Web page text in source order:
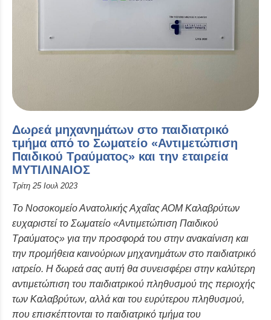
Δωρεά μηχανημάτων στο παιδιατρικό
τμήμα από το Σωματείο «Αντιμετώπιση
Παιδικού Τραύματος» και την εταιρεία
ΜΥΤΙΛΙΝΑΙΟΣ
Τρίτη 25 Ιουλ 2023
Το Νοσοκομείο Ανατολικής Αχαΐας ΑΟΜ Καλαβρύτων
ευχαριστεί το Σωματείο «Αντιμετώπιση Παιδικού
Τραύματος» για την προσφορά του στην ανακαίνιση και
την προμήθεια καινούριων μηχανημάτων στο παιδιατρικό
ιατρείο. Η δωρεά σας αυτή θα συνεισφέρει στην καλύτερη
αντιμετώπιση του παιδιατρικού πληθυσμού της περιοχής
των Καλαβρύτων, αλλά και του ευρύτερου πληθυσμού,
που επισκέπτονται το παιδιατρικό τμήμα του